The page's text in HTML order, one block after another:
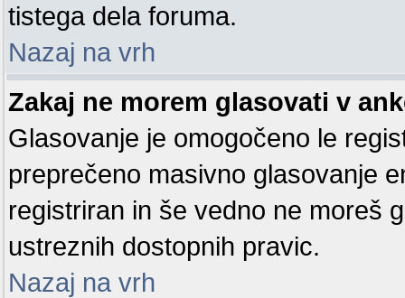
tistega dela foruma.
Nazaj na vrh
Zakaj ne morem glasovati v
Glasovanje je omogočeno le
preprečeno masivno glasovanje
registriran in še vedno ne moreš
ustreznih dostopnih pravic.
Nazaj na vrh